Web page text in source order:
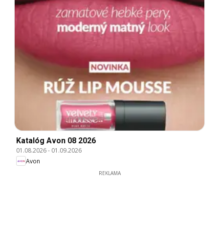
Katalóg Avon 08 2026
01.08.2026- 01.09.2026
Avon
REKLAMA